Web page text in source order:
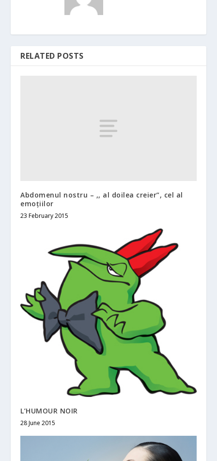
RELATED POSTS
Abdomenul nostru – ,, al doilea creier”, cel al
emoțiilor
23 February 2015
L’HUMOUR NOIR
28 June 2015